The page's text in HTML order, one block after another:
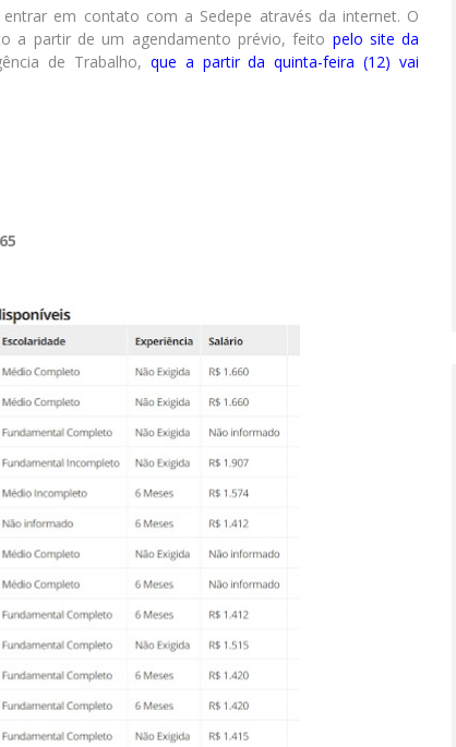
em contato com a Sedepe através da internet. O
a partir de um agendamento prévio, feito pelo site da
de Trabalho, que a partir da quinta-feira (12) vai